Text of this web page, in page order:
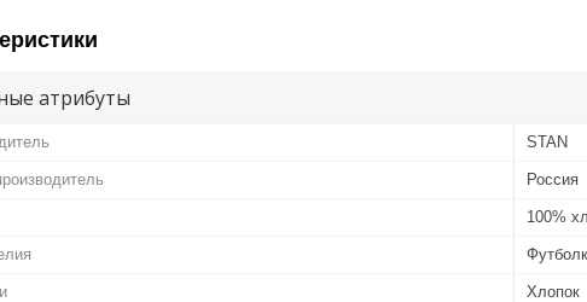
атрибуты
STAN
Россия
100%
Хлопок